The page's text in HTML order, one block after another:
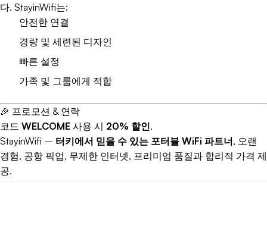
다. StayinWifi는:
안전한 연결
경량 및 세련된 디자인
빠른 설정
가족 및 그룹에게 적합
🎉 프로모션 & 연락
코드 WELCOME 사용 시 20% 할인.
StayinWifi – 터키에서 믿을 수 있는 포터블 WiFi 파트너, 오랜
경험, 공항 픽업, 무제한 인터넷, 프리미엄 품질과 합리적 가격 제
공.